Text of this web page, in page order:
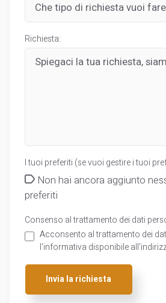
Richiesta:
I tuoi preferiti (se vuoi gestire i tuoi
Non hai ancora aggiunto
preferiti
Consenso al trattamento dei dati
Acconsento al trattamento dei
l'informativa disponibile
Invia la richiesta